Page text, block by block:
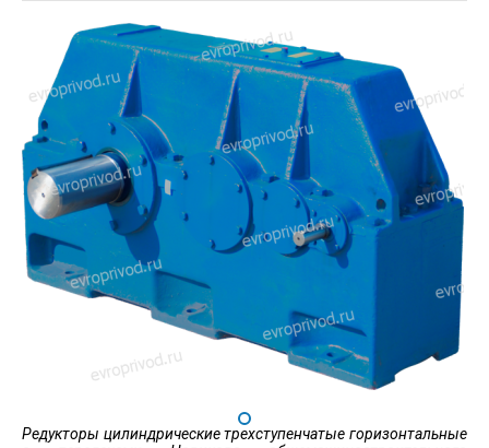
Редукторы цилиндрические трехступенчатые горизонтальные